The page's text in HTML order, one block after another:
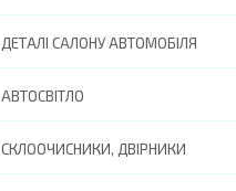
ДЕТАЛІ САЛОНУ АВТОМОБІЛЯ
АВТОСВІТЛО
СКЛООЧИСНИКИ, ДВІРНИКИ